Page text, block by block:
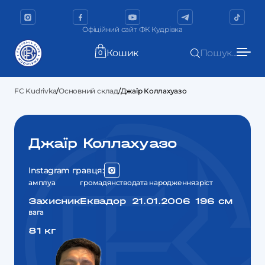
Офіційний сайт ФК Кудрівка
0 Кошик Пошук...
FC Kudrivka/Основний склад/Джаїр Коллахуазо
Джаїр Коллахуазо
Instagram гравця:
амплуа
Захисник
громадянство
Еквадор
дата народження
21.01.2006
зріст
196 см
вага
81 кг